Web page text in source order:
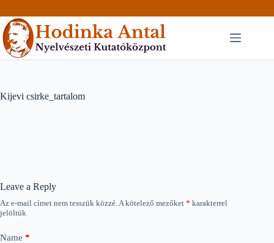
to
content
Kijevi csirke_tartalom
Leave a Reply
Az e-mail címet nem tesszük közzé.A kötelező mezőket * karakterrel
jelöltük
Name *